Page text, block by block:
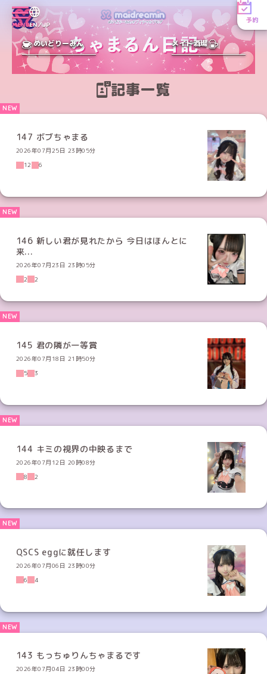
MENUEN／JP
予約
めいどりーみん メイド酒場
記事一覧
147 ボブちゃまる
2026年07月25日 23時05分
12
6
146 新しい君が見れたから 今日はほんとに
来...
2026年07月23日 23時05分
2
2
145 君の隣が一等賞
2026年07月18日 21時50分
5
3
144 キミの視界の中映るまで
2026年07月12日 20時08分
8
2
QSCS eggに就任します
2026年07月06日 23時00分
6
4
143 もっちゅりんちゃまるです
2026年07月04日 23時00分